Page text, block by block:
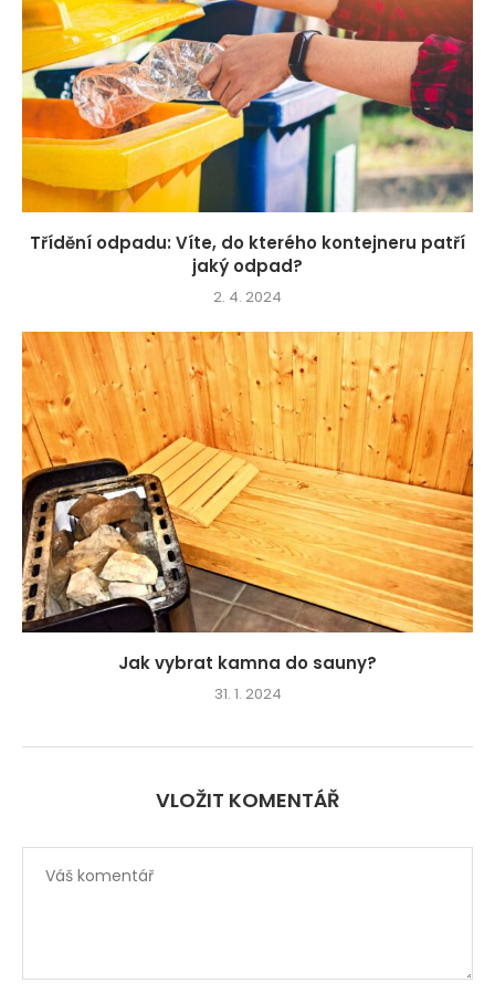
Třídění odpadu: Víte, do kterého kontejneru patří
jaký odpad?
2. 4. 2024
Jak vybrat kamna do sauny?
31. 1. 2024
VLOŽIT KOMENTÁŘ